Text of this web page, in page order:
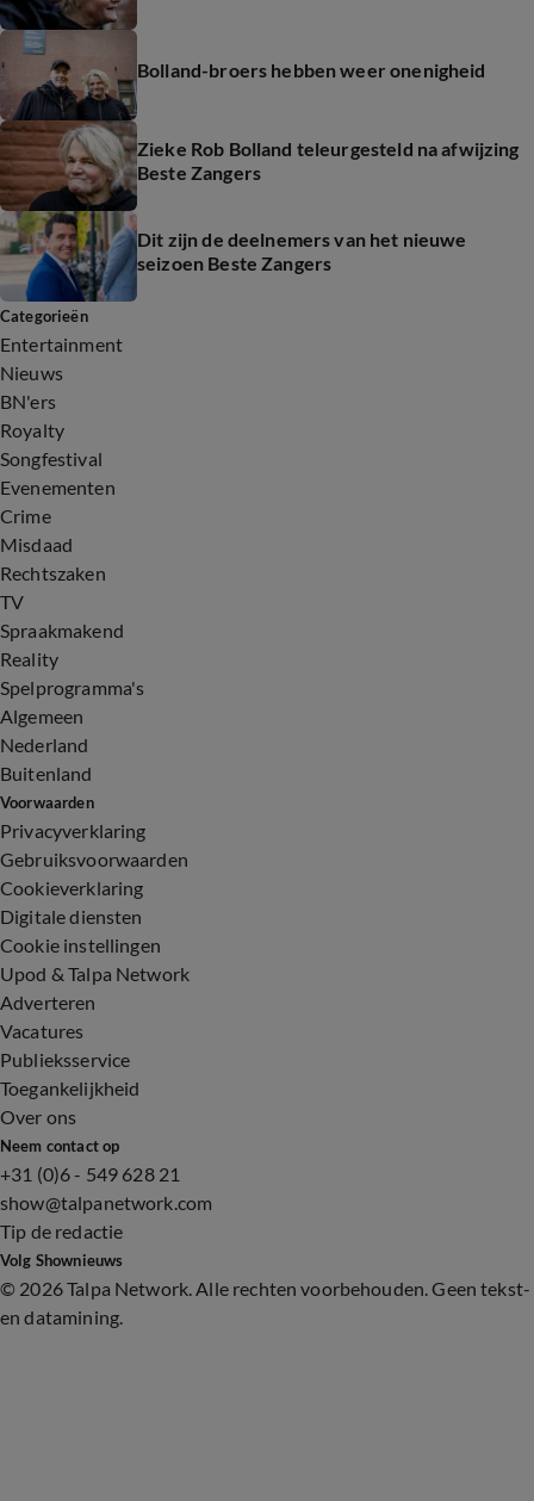
Bolland-broers hebben weer onenigheid
Zieke Rob Bolland teleurgesteld na afwijzing
Beste Zangers
Dit zijn de deelnemers van het nieuwe
seizoen Beste Zangers
Categorieën
Entertainment
Nieuws
BN'ers
Royalty
Songfestival
Evenementen
Crime
Misdaad
Rechtszaken
TV
Spraakmakend
Reality
Spelprogramma's
Algemeen
Nederland
Buitenland
Voorwaarden
Privacyverklaring
Gebruiksvoorwaarden
Cookieverklaring
Digitale diensten
Cookie instellingen
Upod & Talpa Network
Adverteren
Vacatures
Publieksservice
Toegankelijkheid
Over ons
Neem contact op
+31 (0)6 - 549 628 21
show@talpanetwork.com
Tip de redactie
Volg Shownieuws
© 2026 Talpa Network. Alle rechten voorbehouden. Geen tekst-
en datamining.